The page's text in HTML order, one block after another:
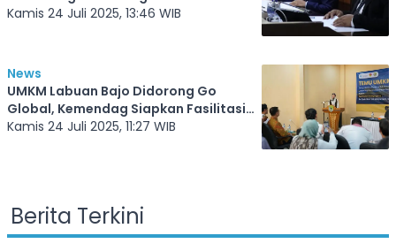
Transportasi EMU Proyek KCJB
Kamis 24 Juli 2025, 13:46 WIB
News
UMKM Labuan Bajo Didorong Go
Global, Kemendag Siapkan Fasilitasi
Ekspor
Kamis 24 Juli 2025, 11:27 WIB
Berita Terkini